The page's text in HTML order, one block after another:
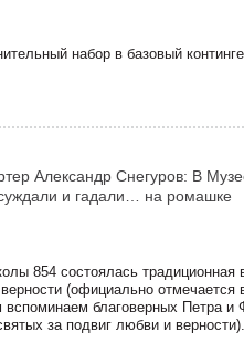
набор в базовый
Александр Снегуров: В
и гадали… на ромашке
854 состоялась традиционная
(официально отмечается
благоверных Петра и
за подвиг любви и верности).